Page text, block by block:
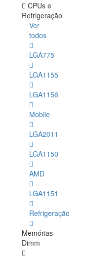
CPUs e
Refrigeração
Ver
todos
LGA775
LGA1155
LGA1156
Mobile
LGA2011
LGA1150
AMD
LGA1151
Refrigeração
Memórias
Dimm